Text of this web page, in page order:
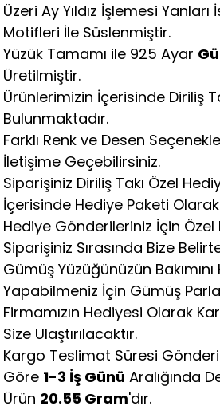
Üzeri Ay Yıldız İşlemesi Yanları
Motifleri İle Süslenmiştir.
Yüzük Tamamı ile 925 Ayar
Üretilmiştir.
Ürünlerimizin İçerisinde Diriliş
Bulunmaktadır.
Farklı Renk ve Desen
İletişime Geçebilirsiniz.
Siparişiniz Diriliş Takı Özel
İçerisinde Hediye Paketi
Hediye Gönderileriniz İçin
Siparişiniz Sırasında Bize
Gümüş Yüzüğünüzün Bakımını
Yapabilmeniz İçin Gümüş
Firmamızın Hediyesi Olarak
Size Ulaştırılacaktır.
Kargo Teslimat Süresi
Göre 1-3 İş Günü Aralığında
Ürün 20.55 Gram'dır.